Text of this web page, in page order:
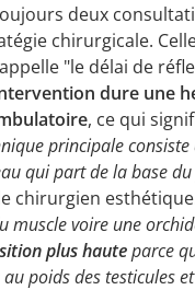
deux
chirurgicale.
"le délai de
dure une
, ce qui
principale consiste
qui part de la base du
chirurgien
muscle voire une
plus hauteparce
poids des testicules